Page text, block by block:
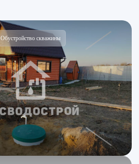
Обустройство скважины